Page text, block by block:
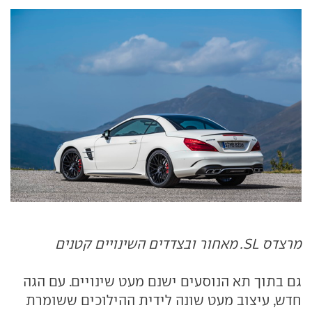
מרצדס SL. מאחור ובצדדים השינויים קטנים
גם בתוך תא הנוסעים ישנם מעט שינויים. עם הגה
חדש, עיצוב מעט שונה לידית ההילוכים ששומרת